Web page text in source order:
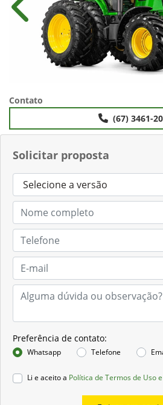
Solicitar proposta
Preferência de contato:
Whatsapp Telefone
Li e aceito a Política de Termos de Uso
Anterior
Contato
(67) 3461-